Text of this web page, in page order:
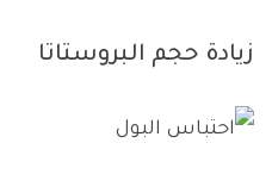
زيادة حجم البروستاتا